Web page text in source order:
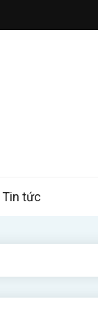
Tin tức